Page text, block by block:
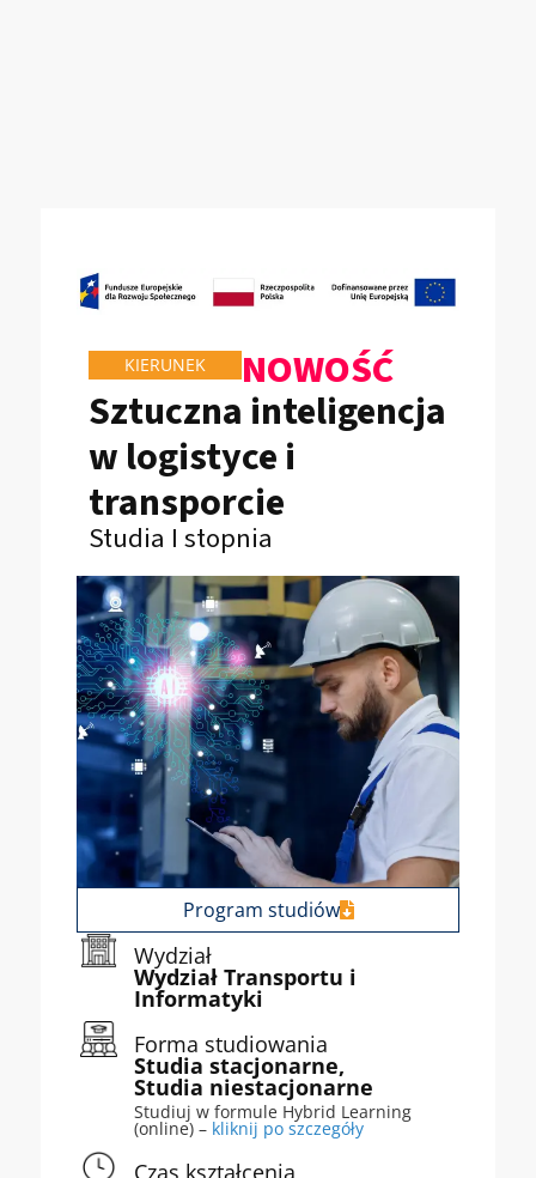
KIERUNEK NOWOŚĆ
Sztuczna inteligencja
w logistyce i
transporcie
Studia I stopnia
Program studiów
Wydział
Wydział Transportu i
Informatyki
Forma studiowania
Studia stacjonarne,
Studia niestacjonarne
Studiuj w formule Hybrid Learning
(online) – kliknij po szczegóły
Czas kształcenia